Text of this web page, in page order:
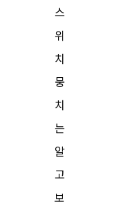
스
위
치
뭉
치
는
알
고
보